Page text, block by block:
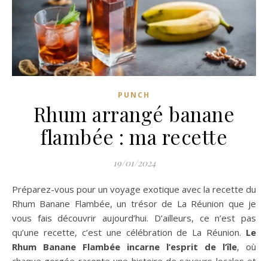
PUNCH
Rhum arrangé banane
flambée : ma recette
19/01/2024
Préparez-vous pour un voyage exotique avec la recette du
Rhum Banane Flambée, un trésor de La Réunion que je
vous fais découvrir aujourd’hui. D’ailleurs, ce n’est pas
qu’une recette, c’est une célébration de La Réunion. Le
Rhum Banane Flambée incarne l’esprit de l’île, où